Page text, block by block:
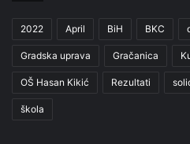
2022 April BiH BKC
Gradska uprava Gračanica
OŠ Hasan Kikić Rezultati
škola